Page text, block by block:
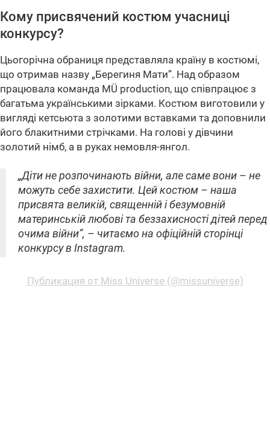
Кому присвячений костюм учасниці
конкурсу?
Цьогорічна обраниця представляла країну в костюмі,
що отримав назву „Берегиня Мати”. Над образом
працювала команда МÜ production, що співпрацює з
багатьма українськими зірками. Костюм виготовили у
вигляді кетсьюта з золотими вставками та доповнили
його блакитними стрічками. На голові у дівчини
золотий німб, а в руках немовля-янгол.
„Діти не розпочинають війни, але саме вони – не
можуть себе захистити. Цей костюм – наша
присвята великій, священній і безумовній
материнській любові та беззахисності дітей перед
очима війни”, – читаємо на офіційній сторінці
конкурсу в Instagram.
Публикация от Miss Universe (@missuniverse)